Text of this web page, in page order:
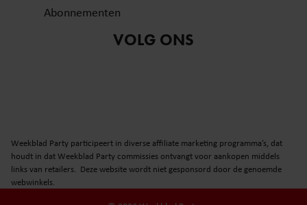
Abonnementen
VOLG ONS
Weekblad Party participeert in diverse affiliate marketing programma’s, dat
houdt in dat Weekblad Party commissies ontvangt voor aankopen middels
links van retailers. Deze website wordt niet gesponsord door de genoemde
webwinkels.